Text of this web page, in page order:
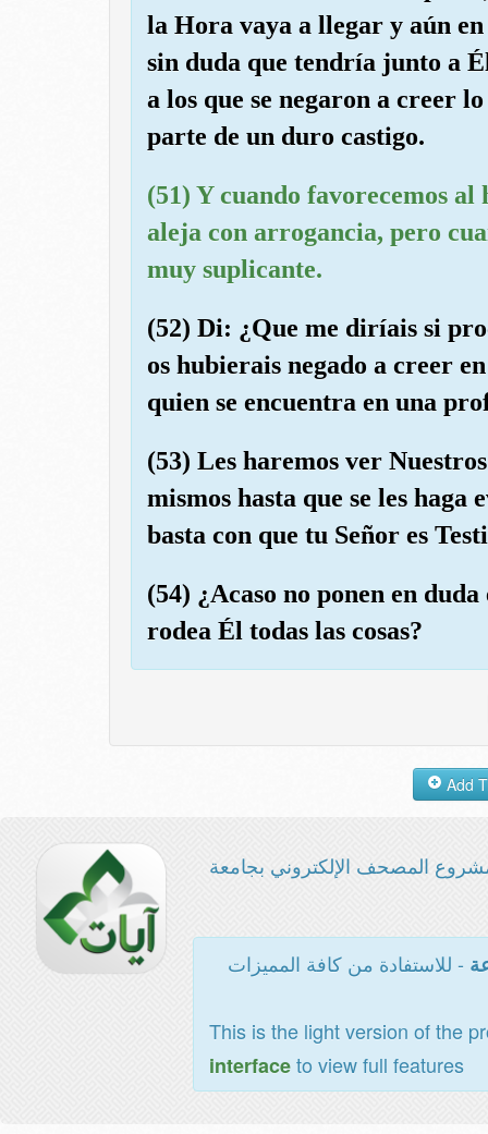
la Hora vaya a llegar y aún
sin duda que tendría junto a
a los que se negaron a creer
parte de un duro castigo.
(51) Y cuando favorecemos al
aleja con arrogancia, pero
muy suplicante.
(52) Di: ¿Que me diríais si
os hubierais negado a creer
quien se encuentra en una
(53) Les haremos ver
mismos hasta que se les haga
basta con que tu Señor es
(54) ¿Acaso no ponen en
rodea Él todas las cosas?
المصحف الإلكتروني بجامعة
- للاستفادة من كافة المميزات
This is the light version of the
interfaceto view full features